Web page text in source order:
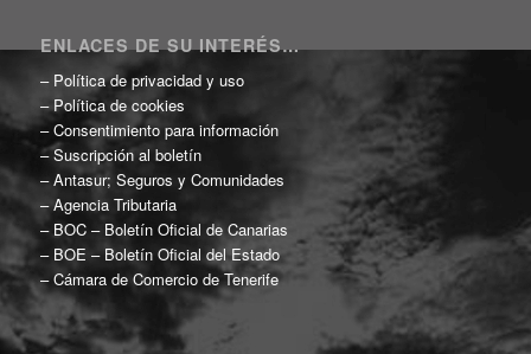
ENLACES DE SU INTERÉS…
– Política de privacidad y uso
– Política de cookies
–Consentimiento para información
–Suscripción al boletín
–Antasur; Seguros y Comunidades
–Agencia Tributaria
– BOC – Boletín Oficial de Canarias
– BOE – Boletín Oficial del Estado
–Cámara de Comercio de Tenerife